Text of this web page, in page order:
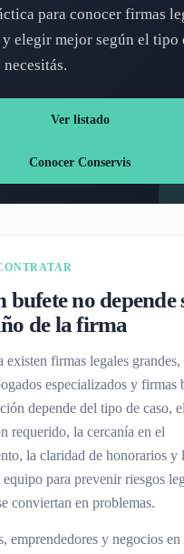
para conocer firmas
elegir mejor según el tipo
Ver listado
Conocer Conservis
bufete no depende
de la firma
existen firmas legales grandes,
especializados y firmas
depende del tipo de caso,
requerido, la cercanía en el
la claridad de honorarios y
para prevenir riesgos
conviertan en problemas.
emprendedores y negocios en